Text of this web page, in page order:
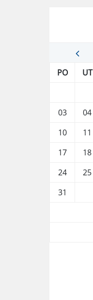
PO
UT
03
04
10
11
17
18
24
25
31